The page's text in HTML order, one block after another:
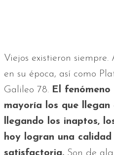
Viejos existieron
en su época, así como
Galileo 78. El fenómeno
mayoría los que llegan
llegando los inaptos,
hoy logran una